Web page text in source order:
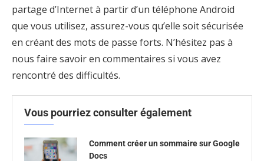
partage d’Internet à partir d’un téléphone Android
que vous utilisez, assurez-vous qu’elle soit sécurisée
en créant des mots de passe forts. N’hésitez pas à
nous faire savoir en commentaires si vous avez
rencontré des difficultés.
Vous pourriez consulter également
Comment créer un sommaire sur Google
Docs